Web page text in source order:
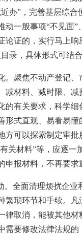
办”，完善基层综
动一般事项“不见面
论证的，实行马上
录，具体形式可结
聚焦不动产登记、
减材料、减时限、
的有关要求，科学
形式直观、易看易
方可以探索制定审
关材料”等，应逐
申报材料，不再要求
全面清理烦扰企业
繁琐环节和手续。
律取消，能被其他
需要修改法律法规